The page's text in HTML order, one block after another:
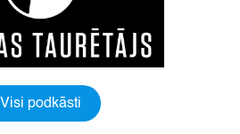
Visi podkāsti